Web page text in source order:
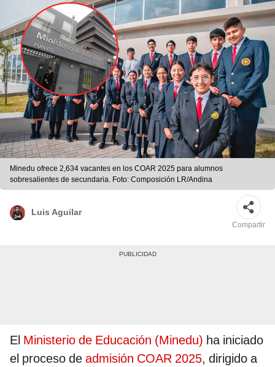
Minedu ofrece 2,634 vacantes en los COAR 2025 para alumnos
sobresalientes de secundaria. Foto: Composición LR/Andina
Luis Aguilar
Compartir
El Ministerio de Educación (Minedu) ha iniciado
el proceso de admisión COAR 2025, dirigido a